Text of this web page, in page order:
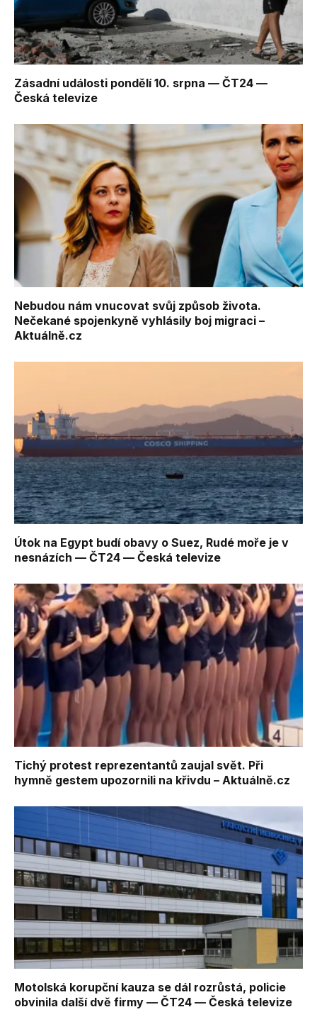
Zásadní události pondělí 10. srpna — ČT24 —
Česká televize
Nebudou nám vnucovat svůj způsob života.
Nečekané spojenkyně vyhlásily boj migraci –
Aktuálně.cz
Útok na Egypt budí obavy o Suez, Rudé moře je v
nesnázích — ČT24 — Česká televize
Tichý protest reprezentantů zaujal svět. Při
hymně gestem upozornili na křivdu – Aktuálně.cz
Motolská korupční kauza se dál rozrůstá, policie
obvinila další dvě firmy — ČT24 — Česká televize